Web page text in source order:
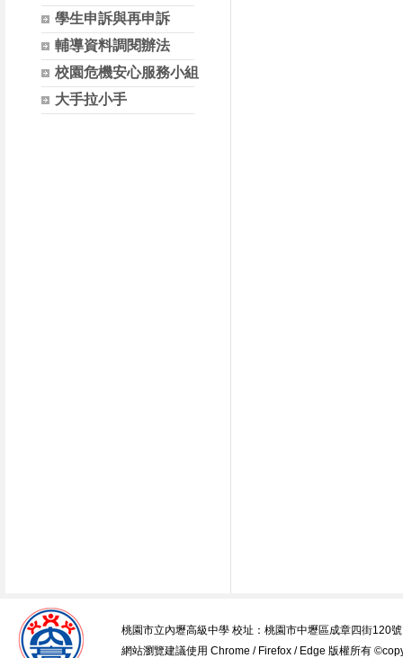
學生申訴與再申訴
輔導資料調閱辦法
校園危機安心服務小組
大手拉小手
桃園市立內壢高級中學 校址：桃園市中壢區成章四街120
網站瀏覽建議使用 Chrome / Firefox / Edge 版權所有